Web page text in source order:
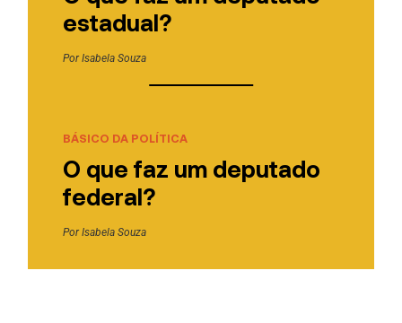
estadual?
PorIsabela Souza
BÁSICO DA POLÍTICA
O que faz um deputado
federal?
PorIsabela Souza